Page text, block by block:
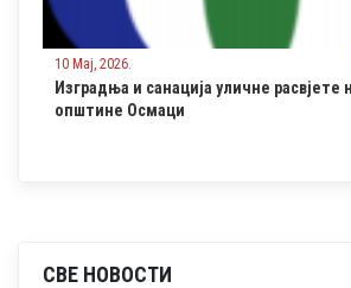
10 Мај, 2026.
Изградња и санација уличне расвјете
општине Осмаци
СВЕ НОВОСТИ